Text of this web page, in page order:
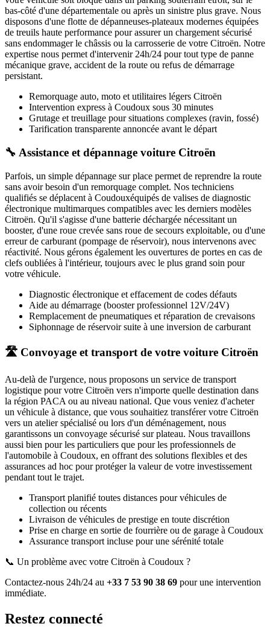
bas-côté d'une départementale ou après un sinistre plus grave. Nous
disposons d'une flotte de dépanneuses-plateaux modernes équipées
de treuils haute performance pour assurer un chargement sécurisé
sans endommager le châssis ou la carrosserie de votre Citroën. Notre
expertise nous permet d'intervenir 24h/24 pour tout type de panne
mécanique grave, accident de la route ou refus de démarrage
persistant.
Remorquage auto, moto et utilitaires légers Citroën
Intervention express à Coudoux sous 30 minutes
Grutage et treuillage pour situations complexes (ravin, fossé)
Tarification transparente annoncée avant le départ
🔧 Assistance et dépannage voiture Citroën
Parfois, un simple dépannage sur place permet de reprendre la route
sans avoir besoin d'un remorquage complet. Nos techniciens
qualifiés se déplacent à Coudouxéquipés de valises de diagnostic
électronique multimarques compatibles avec les derniers modèles
Citroën. Qu'il s'agisse d'une batterie déchargée nécessitant un
booster, d'une roue crevée sans roue de secours exploitable, ou d'une
erreur de carburant (pompage de réservoir), nous intervenons avec
réactivité. Nous gérons également les ouvertures de portes en cas de
clefs oubliées à l'intérieur, toujours avec le plus grand soin pour
votre véhicule.
Diagnostic électronique et effacement de codes défauts
Aide au démarrage (booster professionnel 12V/24V)
Remplacement de pneumatiques et réparation de crevaisons
Siphonnage de réservoir suite à une inversion de carburant
🛣️ Convoyage et transport de votre voiture Citroën
Au-delà de l'urgence, nous proposons un service de transport
logistique pour votre Citroën vers n'importe quelle destination dans
la région PACA ou au niveau national. Que vous veniez d'acheter
un véhicule à distance, que vous souhaitiez transférer votre Citroën
vers un atelier spécialisé ou lors d'un déménagement, nous
garantissons un convoyage sécurisé sur plateau. Nous travaillons
aussi bien pour les particuliers que pour les professionnels de
l'automobile à Coudoux, en offrant des solutions flexibles et des
assurances ad hoc pour protéger la valeur de votre investissement
pendant tout le trajet.
Transport planifié toutes distances pour véhicules de
collection ou récents
Livraison de véhicules de prestige en toute discrétion
Prise en charge en sortie de fourrière ou de garage à Coudoux
Assurance transport incluse pour une sérénité totale
📞 Un problème avec votre Citroën à Coudoux ?
Contactez-nous 24h/24 au +33 7 53 90 38 69 pour une intervention
immédiate.
Restez connecté